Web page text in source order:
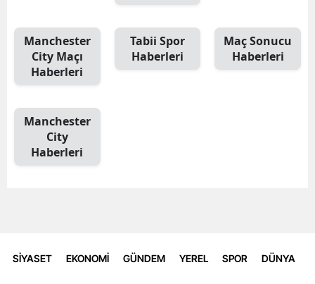
Manchester
City Maçı
Haberleri
Tabii Spor
Haberleri
Maç Sonucu
Haberleri
Manchester
City
Haberleri
SİYASET EKONOMİ GÜNDEM YEREL SPOR DÜNYA